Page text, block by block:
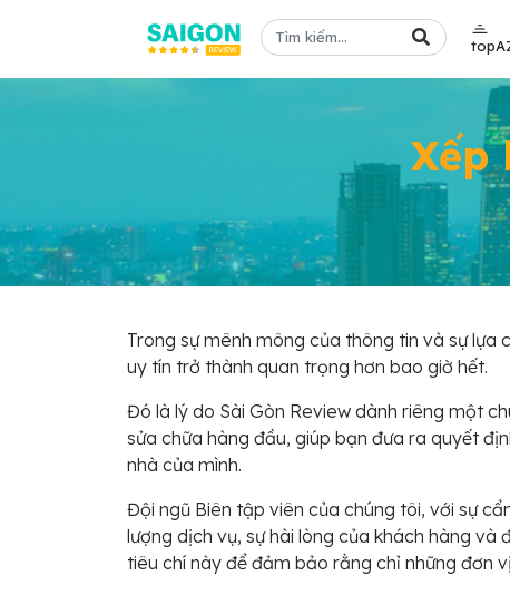
Xếp
Trong sự mênh mông của thông tin và sự lựa
uy tín trở thành quan trọng hơn bao giờ hết.
Đó là lý do Sài Gòn Review dành riêng một
sửa chữa hàng đầu, giúp bạn đưa ra quyết
nhà của mình.
Đội ngũ Biên tập viên của chúng tôi, với sự
lượng dịch vụ, sự hài lòng của khách hàng
tiêu chí này để đảm bảo rằng chỉ những đơn